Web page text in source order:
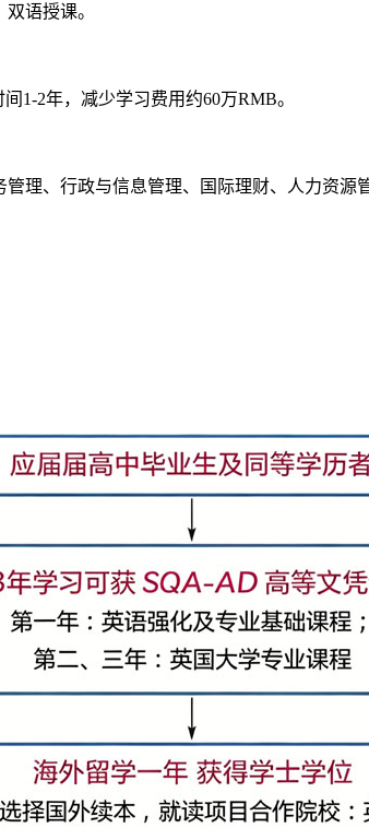
语授课。
1-2年，减少学习费用约60万RMB。
理、行政与信息管理、国际理财、人力资源